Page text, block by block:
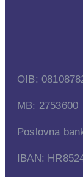
OIB:
MB: 2753600
Poslovna
IBAN: